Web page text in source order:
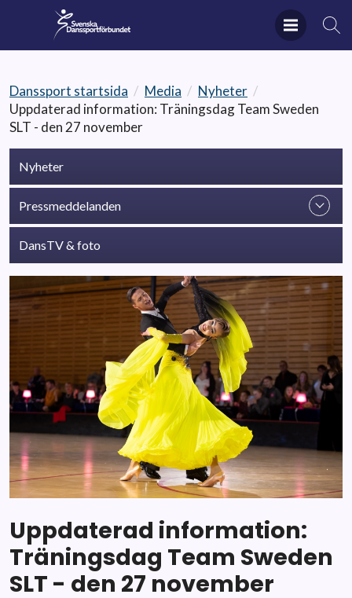
Danssport startsida / Media / Nyheter /
Uppdaterad information: Träningsdag Team Sweden
SLT - den 27 november
Nyheter
Pressmeddelanden
DansTV & foto
Uppdaterad information:
Träningsdag Team Sweden
SLT - den 27 november